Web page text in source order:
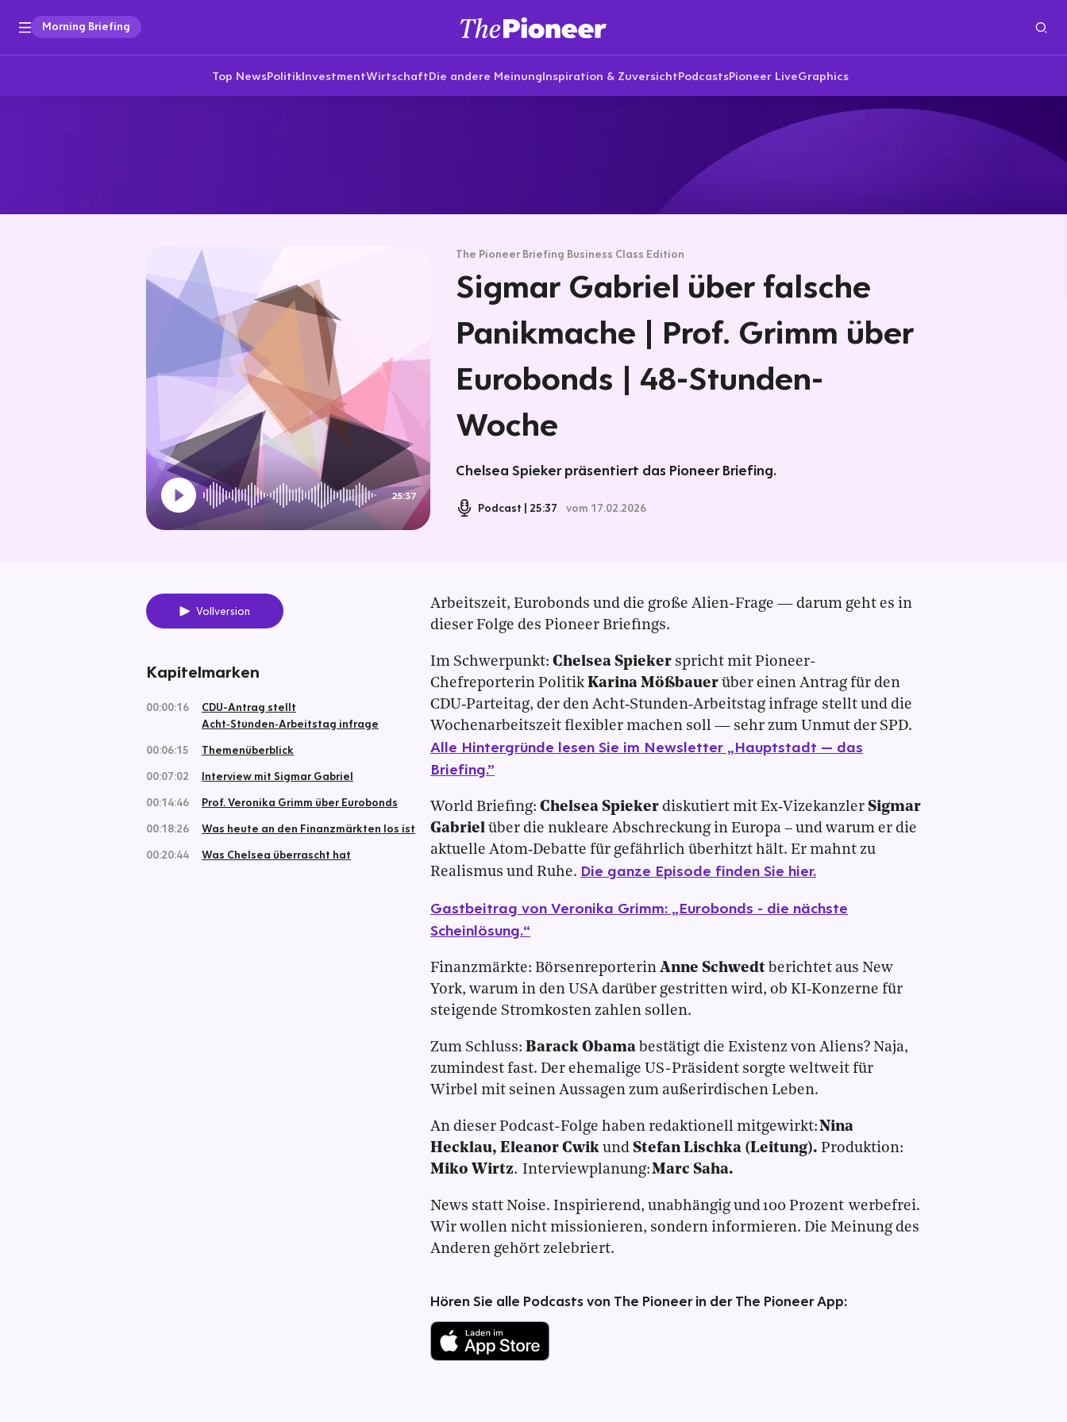
Morning Briefing
Top NewsPolitikInvestmentWirtschaftDie andere MeinungInspiration & ZuversichtPodcastsPioneer LiveGraphics
25:37
The Pioneer Briefing Business Class Edition
Sigmar Gabriel über falsche
Panikmache | Prof. Grimm über
Eurobonds | 48-Stunden-
Woche
Chelsea Spieker präsentiert das Pioneer Briefing.
Podcast 25:37 vom 17.02.2026
Vollversion
Kapitelmarken
00:00:16
CDU-Antrag stellt
Acht‑Stunden‑Arbeitstag infrage
00:06:15
Themenüberblick
00:07:02
Interview mit Sigmar Gabriel
00:14:46
Prof. Veronika Grimm über Eurobonds
00:18:26
Was heute an den Finanzmärkten los ist
00:20:44
Was Chelsea überrascht hat
Arbeitszeit, Eurobonds und die große Alien-Frage — darum geht es in
dieser Folge des Pioneer Briefings.
Im Schwerpunkt: Chelsea Spieker spricht mit Pioneer-
Chefreporterin PolitikKarina Mößbauer über einen Antrag für den
CDU‑Parteitag, der den Acht‑Stunden‑Arbeitstag infrage stellt und die
Wochenarbeitszeit flexibler machen soll — sehr zum Unmut der SPD.
Alle Hintergründe lesen Sie im Newsletter „Hauptstadt — das
Briefing.”
World Briefing: Chelsea Spieker diskutiert mit Ex‑Vizekanzler Sigmar
Gabriel über die nukleare Abschreckung in Europa – und warum er die
aktuelle Atom‑Debatte für gefährlich überhitzt hält. Er mahnt zu
Realismus und Ruhe. Die ganze Episode finden Sie hier.
Gastbeitrag von Veronika Grimm: „Eurobonds - die nächste
Scheinlösung.“
Finanzmärkte: Börsenreporterin Anne Schwedt berichtet aus New
York, warum in den USA darüber gestritten wird, ob KI‑Konzerne für
steigende Stromkosten zahlen sollen.
Zum Schluss: Barack Obama bestätigt die Existenz von Aliens? Naja,
zumindest fast. Der ehemalige US-Präsident sorgte weltweit für
Wirbel mit seinen Aussagen zum außerirdischen Leben.
An dieser Podcast-Folge haben redaktionell mitgewirkt:Nina
Hecklau, Eleanor Cwik und Stefan Lischka (Leitung). Produktion:
Miko Wirtz. Interviewplanung:Marc Saha.
News statt Noise. Inspirierend, unabhängig und 100 Prozent werbefrei.
Wir wollen nicht missionieren, sondern informieren. Die Meinung des
Anderen gehört zelebriert.
Hören Sie alle Podcasts von The Pioneer in der The Pioneer App: